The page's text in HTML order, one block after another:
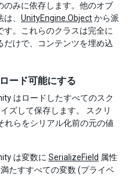
のみに依存します。他のオブ
、 UnityEngine.Objectから派
。これらのクラスは完全に
けで、コンテンツを埋め込
ード可能にする
はロードしたすべてのスク
ズして保存します。 スクリ
れらをシリアル化前の元の値
は変数に SerializeField 属性
たすすべての変数 (プライベ